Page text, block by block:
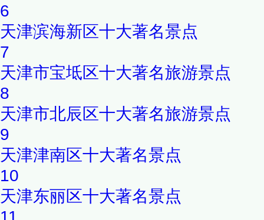
6
天津滨海新区十大著名景点
7
天津市宝坻区十大著名旅游景点
8
天津市北辰区十大著名旅游景点
9
天津津南区十大著名景点
10
天津东丽区十大著名景点